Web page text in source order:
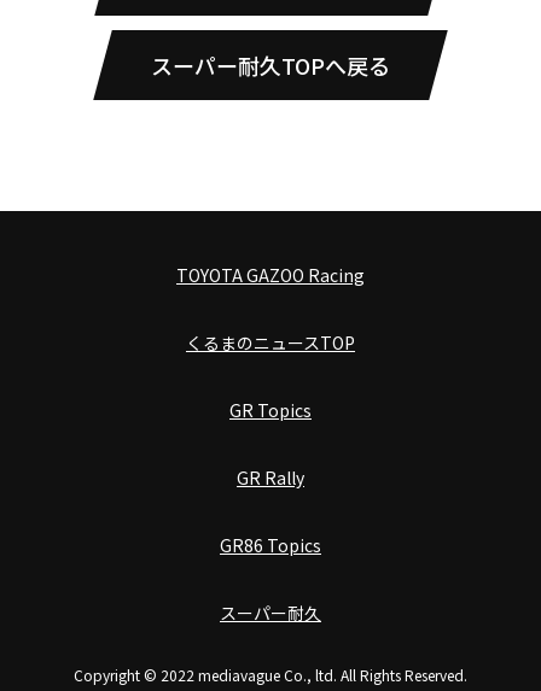
スーパー耐久TOPへ戻る
TOYOTA GAZOO Racing
くるまのニュースTOP
GR Topics
GR Rally
GR86 Topics
スーパー耐久
Copyright © 2022 mediavague Co., ltd. All Rights Reserved.